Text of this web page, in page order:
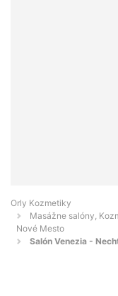
Orly Kozmetiky
Masážne salóny,
Nové Mesto
Salón Venezia -